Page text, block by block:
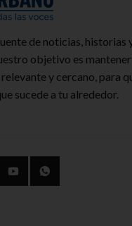
de noticias, historias
objetivo es
y cercano, para
sucede a tu alrededor.